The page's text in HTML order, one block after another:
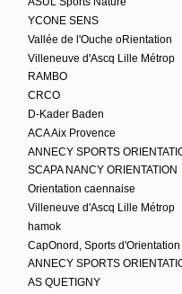
YCONE SENS
Vallée de l'Ouche oRientation
Villeneuve d'Ascq Lille Métrop
RAMBO
CRCO
D-Kader Baden
ACA Aix Provence
ANNECY SPORTS
SCAPA NANCY ORIENTATION
Orientation caennaise
Villeneuve d'Ascq Lille Métrop
hamok
CapOnord, Sports d'Orientation
ANNECY SPORTS
AS QUETIGNY